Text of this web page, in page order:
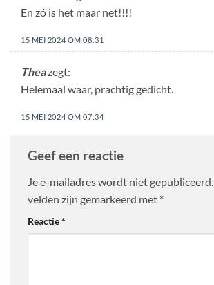
En zó is het maar net!!!!
15 MEI 2024 OM 08:31
Theazegt:
Helemaal waar, prachtig gedicht.
15 MEI 2024 OM 07:34
Geef een reactie
Je e-mailadres wordt niet gepubliceerd.
velden zijn gemarkeerd met *
Reactie*